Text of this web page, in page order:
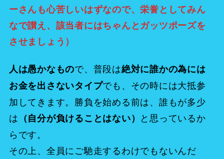
ーさんも心苦しいはずなので、栄誉としてみん
なで讃え、該当者にはちゃんとガッツポーズを
させましょう）
人は愚かなもので、普段は絶対に誰かの為には
お金を出さないタイプでも、その時には大抵参
加してきます。勝負を始める前は、誰もが多少
は （自分が負けることはない） と思っているか
らです。
その上、全員にご馳走するわけでもないんだ